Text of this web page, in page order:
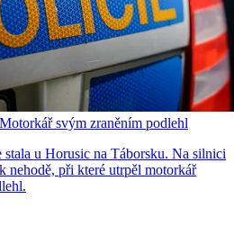
svým zraněním podlehl
stala u Horusic na Táborsku. Na silnici
nehodě, při které utrpěl motorkář